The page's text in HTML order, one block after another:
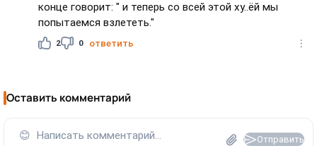
конце говорит: " и теперь со всей этой ху..ёй мы
попытаемся взлететь."
2 0 ответить
Оставить комментарий
😊 Написать комментарий... Отправить